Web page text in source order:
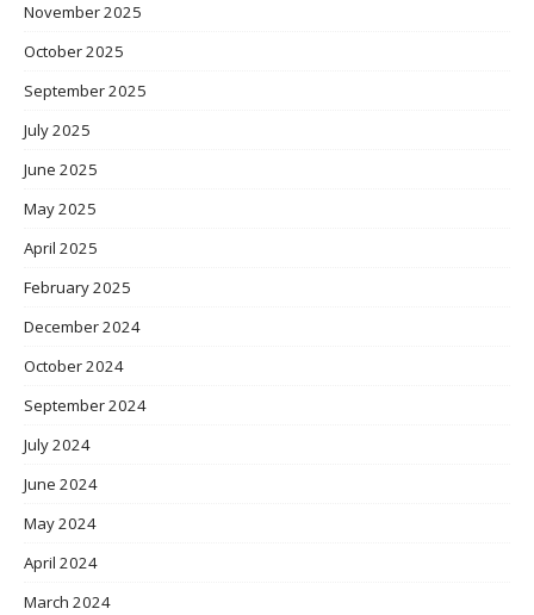
November 2025
October 2025
September 2025
July 2025
June 2025
May 2025
April 2025
February 2025
December 2024
October 2024
September 2024
July 2024
June 2024
May 2024
April 2024
March 2024